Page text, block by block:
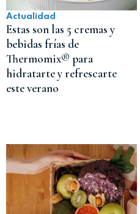
Actualidad
Estas son las 5 cremas y
bebidas frías de
Thermomix® para
hidratarte y refrescarte
este verano